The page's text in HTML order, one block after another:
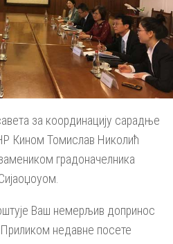
за координацију сарадње
Кином Томислав Николић
градоначелника
Ваш немерљив допринос
недавне посете